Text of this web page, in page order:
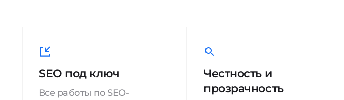
SEO под ключ
Все работы по SEO-
Честность и
прозрачность